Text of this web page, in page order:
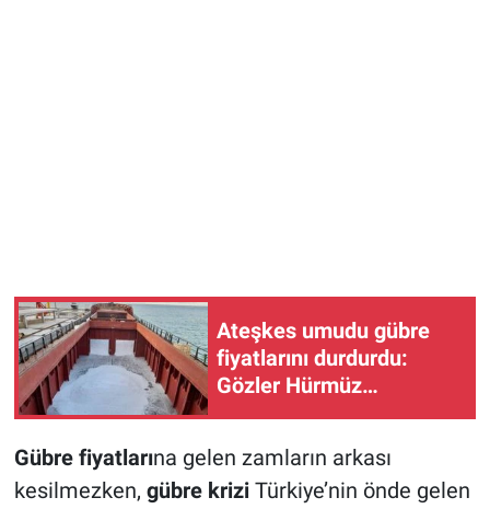
Ateşkes umudu gübre
fiyatlarını durdurdu:
Gözler Hürmüz
Boğazı'nda
Gübre fiyatlarına gelen zamların arkası
kesilmezken, gübre krizi Türkiye’nin önde gelen